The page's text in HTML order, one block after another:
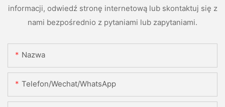
informacji, odwiedź stronę internetową lub skontaktuj się z
nami bezpośrednio z pytaniami lub zapytaniami.
Nazwa
Telefon/Wechat/WhatsApp